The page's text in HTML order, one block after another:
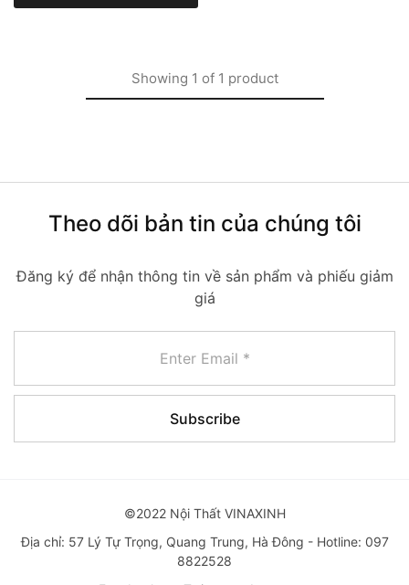
Showing 1 of 1 product
Theo dõi bản tin của chúng tôi
Đăng ký để nhận thông tin về sản phẩm và phiếu giảm
giá
©2022 Nội Thất VINAXINH
Địa chỉ: 57 Lý Tự Trọng, Quang Trung, Hà Đông - Hotline: 097
8822528